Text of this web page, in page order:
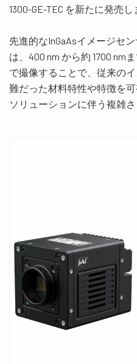
1300-GE-TEC を新たに発売し
先進的なInGaAsイメージセ
は、 400 nm から約 1700 nm
で撮像することで、従来の
難だった材料特性や特徴を
ソリューションに伴う複雑さ